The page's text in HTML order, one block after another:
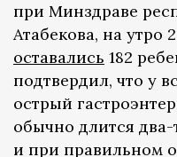
при Минздраве
Атабекова, на утро
оставались 182
подтвердил, что у
острый
обычно длится два-
и при правильном